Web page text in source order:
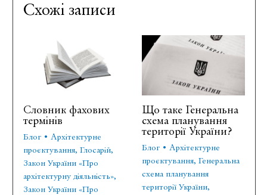
Схожі записи
Словник фахових
термінів
Блог • Архітектурне
проєктування, Глосарій,
Закон України «Про
архітектурну діяльність»,
Закон України «Про
Що таке Генеральна
схема планування
території України?
Блог• Архітектурне
проєктування, Генеральна
схема планування
території України,